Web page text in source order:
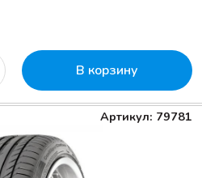
В корзину
Артикул: 79781